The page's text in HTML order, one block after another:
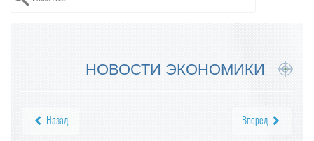
НОВОСТИ ЭКОНОМИКИ
Назад Вперёд